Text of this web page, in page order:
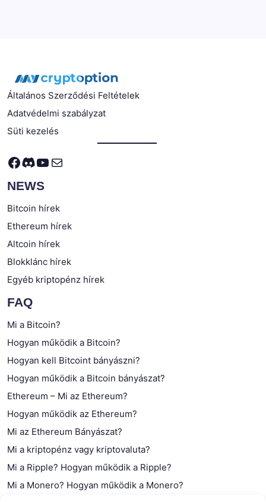
Általános Szerződési Feltételek
Adatvédelmi szabályzat
Süti kezelés
Facebook
Discord
YouTube
Mail
NEWS
Bitcoin hírek
Ethereum hírek
Altcoin hírek
Blokklánc hírek
Egyéb kriptopénz hírek
FAQ
Mi a Bitcoin?
Hogyan működik a Bitcoin?
Hogyan kell Bitcoint bányászni?
Hogyan működik a Bitcoin bányászat?
Ethereum – Mi az Ethereum?
Hogyan működik az Ethereum?
Mi az Ethereum Bányászat?
Mi a kriptopénz vagy kriptovaluta?
Mi a Ripple? Hogyan működik a Ripple?
Mi a Monero? Hogyan működik a Monero?